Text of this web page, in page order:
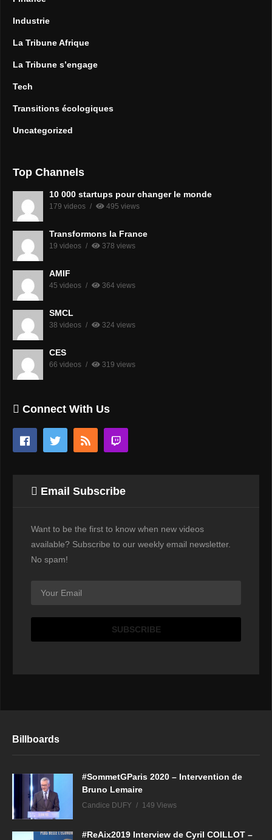
Industrie
La Tribune Afrique
La Tribune s’engage
Tech
Transitions écologiques
Uncategorized
Top Channels
10 000 startups pour changer le monde
179 videos 495 views
Transformons la France
19 videos 378 views
AMIF
45 videos 364 views
SMCL
38 videos 324 views
CES
66 videos 319 views
Connect With Us
Email Subscribe
Want to be the first to know when new videos
available? Subscribe to our weekly email newsletter.
No spam!
Billboards
#SommetGParis 2020 – Intervention de
Bruno Lemaire
Candice DUFY 149 Views
#ReAix2019 Interview de Cyril COILLOT –